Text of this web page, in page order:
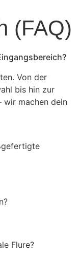
(FAQ)
Von der
bis hin zur
wir machen dein
Flure?